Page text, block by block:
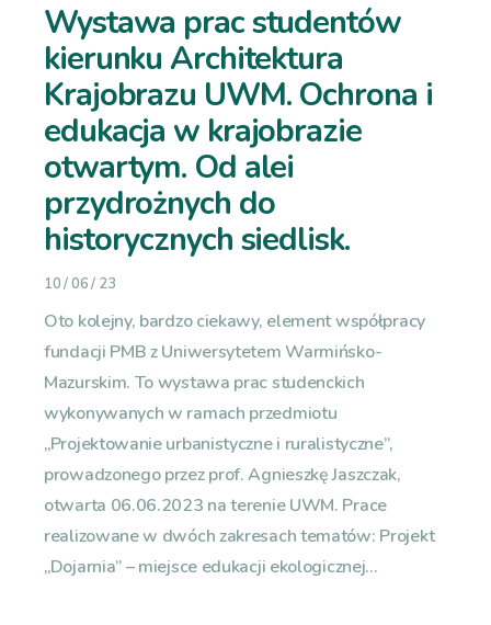
Wystawa prac studentów
kierunku Architektura
Krajobrazu UWM. Ochrona i
edukacja w krajobrazie
otwartym. Od alei
przydrożnych do
historycznych siedlisk.
10 / 06 / 23
Oto kolejny, bardzo ciekawy, element współpracy
fundacji PMB z Uniwersytetem Warmińsko-
Mazurskim. To wystawa prac studenckich
wykonywanych w ramach przedmiotu
„Projektowanie urbanistyczne i ruralistyczne”,
prowadzonego przez prof. Agnieszkę Jaszczak,
otwarta 06.06.2023 na terenie UWM. Prace
realizowane w dwóch zakresach tematów: Projekt
„Dojarnia” – miejsce edukacji ekologicznej...